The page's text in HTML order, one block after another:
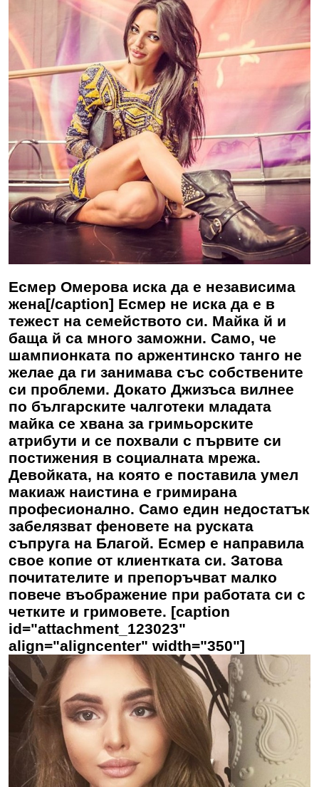
Есмер Омерова иска да е независима
жена[/caption] Есмер не иска да е в
тежест на семейството си. Майка й и
баща й са много заможни. Само, че
шампионката по аржентинско танго не
желае да ги занимава със собствените
си проблеми. Докато Джизъса вилнее
по българските чалготеки младата
майка се хвана за гримьорските
атрибути и се похвали с първите си
постижения в социалната мрежа.
Девойката, на която е поставила умел
макиаж наистина е гримирана
професионално. Само един недостатък
забелязват феновете на руската
съпруга на Благой. Есмер е направила
свое копие от клиентката си. Затова
почитателите и препоръчват малко
повече въображение при работата си с
четките и гримовете. [caption
id="attachment_123023"
align="aligncenter" width="350"]